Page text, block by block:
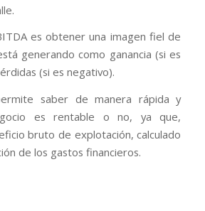
es obtener una imagen fiel de
generando como ganancia (si es
(si es negativo).
saber de manera rápida y
es rentable o no, ya que,
bruto de explotación, calculado
de los gastos financieros.